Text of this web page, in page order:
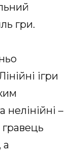
гри.
ігри
нелінійні –
а